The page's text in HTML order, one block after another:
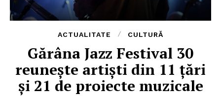
ACTUALITATE CULTURĂ
Gărâna Jazz Festival 30
reuneşte artişti din 11 ţări
şi 21 de proiecte muzicale